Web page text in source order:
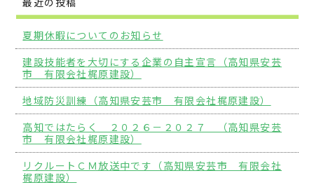
夏期休暇についてのお知らせ
建設技能者を大切にする企業の自主宣言（高知県安芸
市 有限会社梶原建設）
地域防災訓練（高知県安芸市 有限会社梶原建設）
高知ではたらく ２０２６－２０２７ （高知県安芸
市 有限会社梶原建設）
リクルートＣＭ放送中です（高知県安芸市 有限会社
梶原建設）